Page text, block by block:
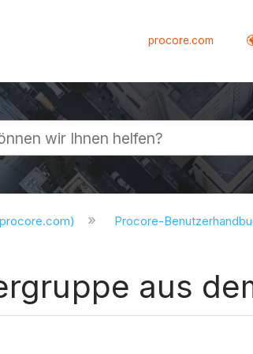
procore.com
Procore-
aus